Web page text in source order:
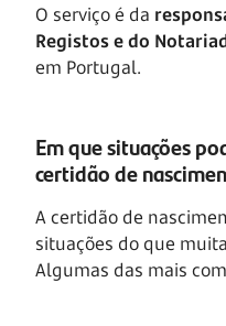
O serviço é da
Registos e do
em Portugal.
Em que situações
certidão de
A certidão de
situações do que
Algumas das mais